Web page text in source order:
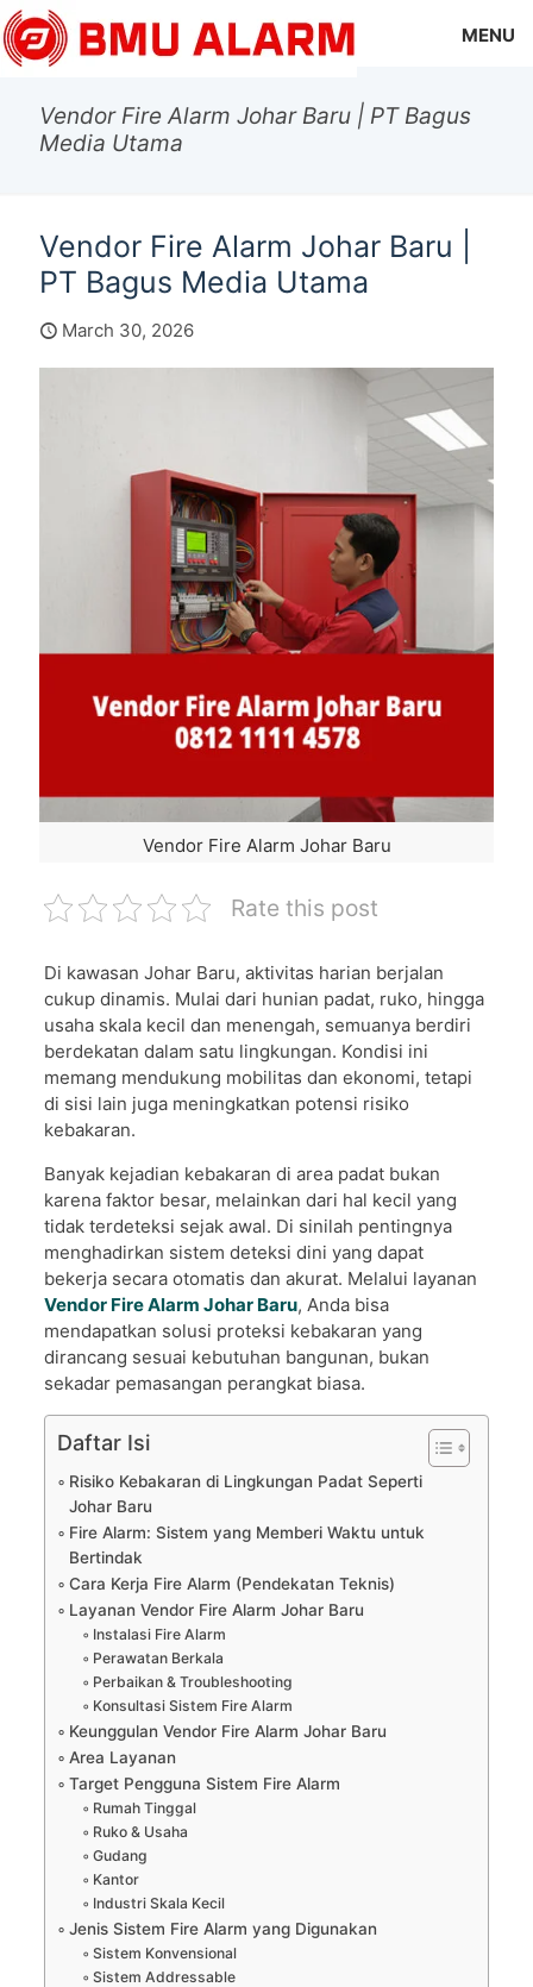
MENU
Vendor Fire Alarm Johar Baru | PT Bagus
Media Utama
Vendor Fire Alarm Johar Baru |
PT Bagus Media Utama
March 30, 2026
Vendor Fire Alarm Johar Baru
Rate this post
Di kawasan Johar Baru, aktivitas harian berjalan
cukup dinamis. Mulai dari hunian padat, ruko, hingga
usaha skala kecil dan menengah, semuanya berdiri
berdekatan dalam satu lingkungan. Kondisi ini
memang mendukung mobilitas dan ekonomi, tetapi
di sisi lain juga meningkatkan potensi risiko
kebakaran.
Banyak kejadian kebakaran di area padat bukan
karena faktor besar, melainkan dari hal kecil yang
tidak terdeteksi sejak awal. Di sinilah pentingnya
menghadirkan sistem deteksi dini yang dapat
bekerja secara otomatis dan akurat. Melalui layanan
Vendor Fire Alarm Johar Baru, Anda bisa
mendapatkan solusi proteksi kebakaran yang
dirancang sesuai kebutuhan bangunan, bukan
sekadar pemasangan perangkat biasa.
Daftar Isi
Risiko Kebakaran di Lingkungan Padat Seperti
Johar Baru
Fire Alarm: Sistem yang Memberi Waktu untuk
Bertindak
Cara Kerja Fire Alarm (Pendekatan Teknis)
Layanan Vendor Fire Alarm Johar Baru
Instalasi Fire Alarm
Perawatan Berkala
Perbaikan & Troubleshooting
Konsultasi Sistem Fire Alarm
Keunggulan Vendor Fire Alarm Johar Baru
Area Layanan
Target Pengguna Sistem Fire Alarm
Rumah Tinggal
Ruko & Usaha
Gudang
Kantor
Industri Skala Kecil
Jenis Sistem Fire Alarm yang Digunakan
Sistem Konvensional
Sistem Addressable